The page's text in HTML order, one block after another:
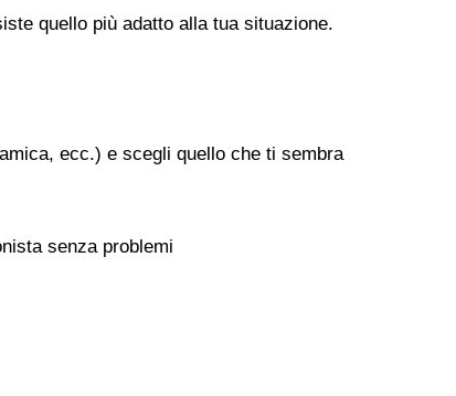
quello più adatto alla tua situazione.
ecc.) e scegli quello che ti sembra
senza problemi